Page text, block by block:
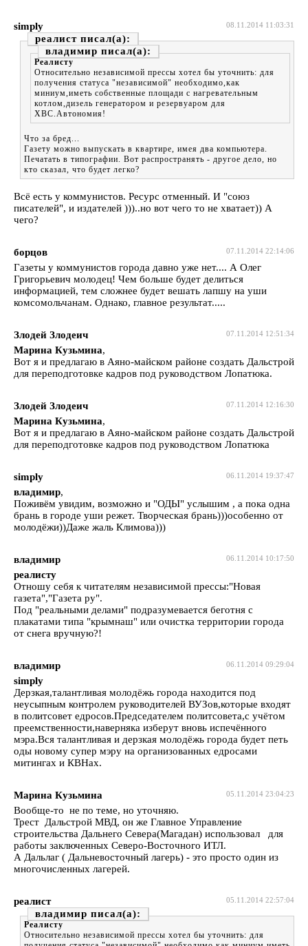
08.11.2014 11:03:31
simply
реалист
владимир
Реалисту
Относительно независимой прессы хотел бы уточнить: для
получения статуса "независимой" необходимо,как
миниум,иметь собственные площади с нагревательным
котлом,дизель генератором и резервуаром для
ХВС.Автономия!
Что за бред...
Газету можно выпускать в квартире, имея два компьютера.
Печатать в типографии. Вот распространять - другое дело, но
кто сказал, что будет легко?
Всё есть у коммунистов. Ресурс отменный. И "союз
писателей", и издателей )))..но вот чего то не хватает)) А
чего?
07.11.2014 22:14:06
борцов
Газеты у коммунистов города давно уже нет.... А Олег
Григорьевич молодец! Чем больше будет делиться
информацией, тем сложнее будет вешать лапшу на уши
комсомольчанам. Однако, главное результат.....
07.11.2014 12:51:34
Злодей Злодеич
Марина Кузьмина,
Вот я и предлагаю в Аяно-майском районе создать Дальстрой
для переподготовке кадров под руководством Лопатюка.
07.11.2014 12:16:30
Злодей Злодеич
Марина Кузьмина,
Вот я и предлагаю в Аяно-майском районе создать Дальстрой
для переподготовке кадров под руководством Лопатюка
06.11.2014 19:37:47
simply
владимир,
Поживём увидим, возможно и "ОДЫ" услышим , а пока одна
брань в городе уши режет. Творческая брань)))особенно от
молодёжи))Даже жаль Климова)))
06.11.2014 10:17:50
владимир
реалисту
Отношу себя к читателям независимой прессы:"Новая
газета","Газета ру".
Под "реальными делами" подразумевается беготня с
плакатами типа "крымнаш" или очистка территории города
от снега вручную?!
06.11.2014 09:29:04
владимир
simply
Дерзкая,талантливая молодёжь города находится под
неусыпным контролем руководителей ВУЗов,которые входят
в политсовет едросов.Председателем политсовета,с учётом
преемственности,наверняка изберут вновь испечённого
мэра.Вся талантливая и дерзкая молодёжь города будет петь
оды новому супер мэру на организованных едросами
митингах и КВНах.
05.11.2014 23:04:23
Марина Кузьмина
Вообще-то не по теме, но уточняю.
Трест Дальстрой МВД, он же Главное Управление
строительства Дальнего Севера(Магадан) использовал для
работы заключенных Северо-Восточного ИТЛ.
А Дальлаг ( Дальневосточный лагерь) - это просто один из
многочисленных лагерей.
05.11.2014 22:57:04
реалист
владимир
Реалисту
Относительно независимой прессы хотел бы уточнить: для